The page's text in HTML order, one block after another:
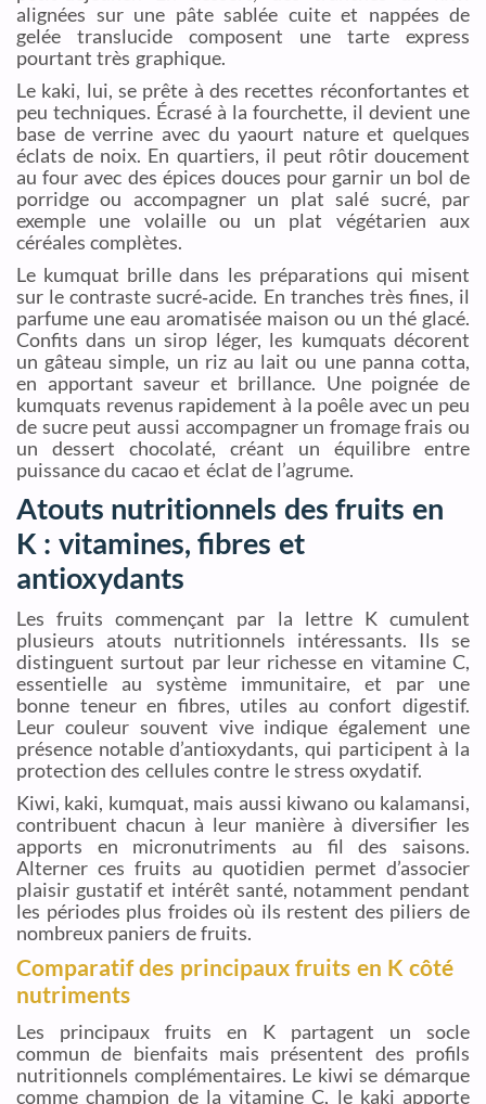
alignées sur une pâte sablée cuite et nappées de
gelée translucide composent une tarte express
pourtant très graphique.
Le kaki, lui, se prête à des recettes réconfortantes et
peu techniques. Écrasé à la fourchette, il devient une
base de verrine avec du yaourt nature et quelques
éclats de noix. En quartiers, il peut rôtir doucement
au four avec des épices douces pour garnir un bol de
porridge ou accompagner un plat salé sucré, par
exemple une volaille ou un plat végétarien aux
céréales complètes.
Le kumquat brille dans les préparations qui misent
sur le contraste sucré‑acide. En tranches très fines, il
parfume une eau aromatisée maison ou un thé glacé.
Confits dans un sirop léger, les kumquats décorent
un gâteau simple, un riz au lait ou une panna cotta,
en apportant saveur et brillance. Une poignée de
kumquats revenus rapidement à la poêle avec un peu
de sucre peut aussi accompagner un fromage frais ou
un dessert chocolaté, créant un équilibre entre
puissance du cacao et éclat de l’agrume.
Atouts nutritionnels des fruits en
K : vitamines, fibres et
antioxydants
Les fruits commençant par la lettre K cumulent
plusieurs atouts nutritionnels intéressants. Ils se
distinguent surtout par leur richesse en vitamine C,
essentielle au système immunitaire, et par une
bonne teneur en fibres, utiles au confort digestif.
Leur couleur souvent vive indique également une
présence notable d’antioxydants, qui participent à la
protection des cellules contre le stress oxydatif.
Kiwi, kaki, kumquat, mais aussi kiwano ou kalamansi,
contribuent chacun à leur manière à diversifier les
apports en micronutriments au fil des saisons.
Alterner ces fruits au quotidien permet d’associer
plaisir gustatif et intérêt santé, notamment pendant
les périodes plus froides où ils restent des piliers de
nombreux paniers de fruits.
Comparatif des principaux fruits en K côté
nutriments
Les principaux fruits en K partagent un socle
commun de bienfaits mais présentent des profils
nutritionnels complémentaires. Le kiwi se démarque
comme champion de la vitamine C, le kaki apporte